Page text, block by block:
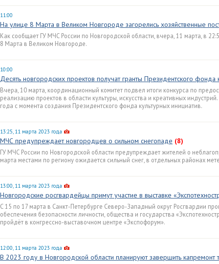
11:00
На улице 8 Марта в Великом Новгороде загорелись хозяйственные
Как сообщает ГУ МЧС России по Новгородской области, вчера, 11 марта, в
8 Марта в Великом Новгороде.
10:00
Десять новгородских проектов получат гранты Президентского фонда
Вчера, 10 марта, координационный комитет подвел итоги конкурса по
реализацию проектов в области культуры, искусства и креативных
года с момента создания Президентского фонда культурных инициатив.
13:25, 11 марта 2023 года
МЧС предупреждает новгородцев о сильном снегопаде (8)
ГУ МЧС России по Новгородской области предупреждает жителей о
марта местами по региону ожидается сильный снег, в отдельных районах
13:00, 11 марта 2023 года
Новгородские росгвардейцы примут участие в выставке
С 15 по 17 марта в Санкт-Петербурге Северо-Западный округ Росгвардии
обеспечения безопасности личности, общества и государства
пройдёт в конгрессно-выставочном центре «Экспофорум».
12:00, 11 марта 2023 года
В 2023 году в Новгородской области планируют завершить капремонт